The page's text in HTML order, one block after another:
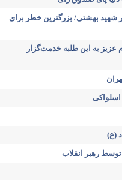
شهید بهشتی/ بزرگترین خطر برای
عزیز به این طلبه خدمت‌گزار
اسلواکی
(ع)
رهبر انقلاب